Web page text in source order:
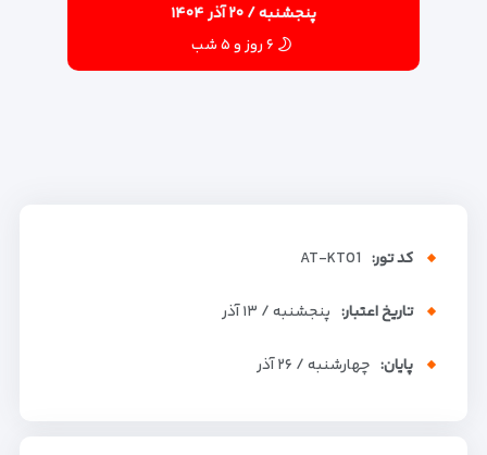
پنجشنبه / ۲۰ آذر ۱۴۰۴
۶ روز و ۵ شب
کد تور: AT-KT01
تاریخ اعتبار: پنجشنبه / ۱۳ آذر
پایان: چهارشنبه / ۲۶ آذر